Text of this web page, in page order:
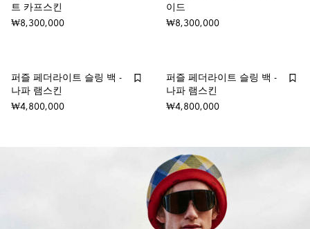
트 카프스킨
₩8,300,000
이드
₩8,300,000
퍼즐 페더라이트 슬링 백 -
나파 램스킨
₩4,800,000
퍼즐 페더라이트 슬링 백 -
나파 램스킨
₩4,800,000